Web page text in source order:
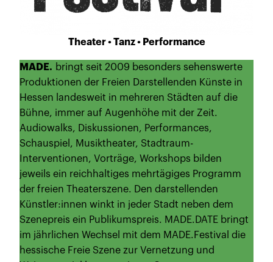
Theater • Tanz • Performance
MADE. bringt seit 2009 besonders sehenswerte
Produktionen der Freien Darstellenden Künste in
Hessen landesweit in mehreren Städten auf die
Bühne, immer auf Augenhöhe mit der Zeit.
Audiowalks, Diskussionen, Performances,
Schauspiel, Musiktheater, Stadtraum-
Interventionen, Vorträge, Workshops bilden
jeweils ein reichhaltiges mehrtägiges Programm
der freien Theaterszene. Den darstellenden
Künstler:innen winkt in jeder Stadt neben dem
Szenepreis ein Publikumspreis. MADE.DATE bringt
im jährlichen Wechsel mit dem MADE.Festival die
hessische Freie Szene zur Vernetzung und